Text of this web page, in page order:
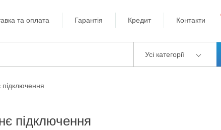
та оплата Гарантія Кредит Контакти
Усі категорії
підключення